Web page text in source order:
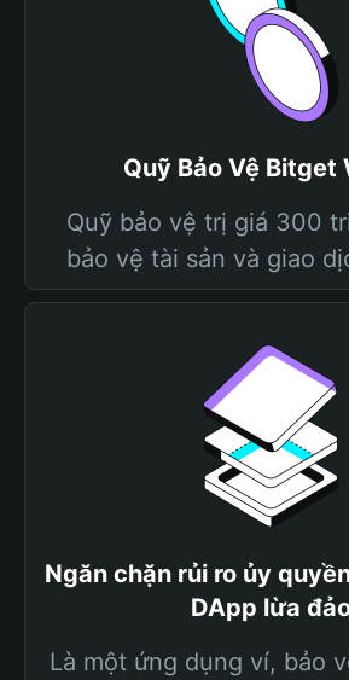
Quỹ Bảo Vệ Bitget
Quỹ bảo vệ trị giá 300
bảo vệ tài sản và giao
Ngăn chặn rủi ro ủy
DApp lừa
Là một ứng dụng ví, bảo